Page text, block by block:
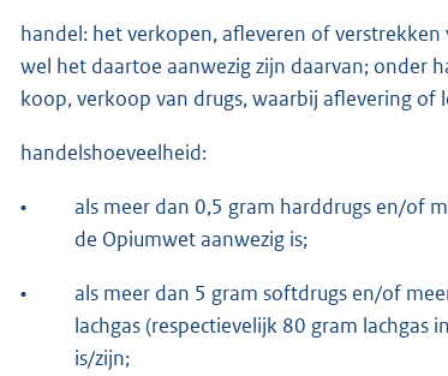
handel: het verkopen, afleveren of
wel het daartoe aanwezig zijn daarvan; onder
koop, verkoop van drugs, waarbij aflevering
handelshoeveelheid:
•
als meer dan 0,5 gram harddrugs en/of
de Opiumwet aanwezig is;
•
als meer dan 5 gram softdrugs en/of
lachgas (respectievelijk 80 gram
is/zijn;